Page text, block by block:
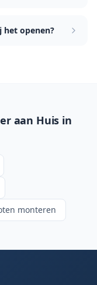
openen?
aan Huis in
monteren